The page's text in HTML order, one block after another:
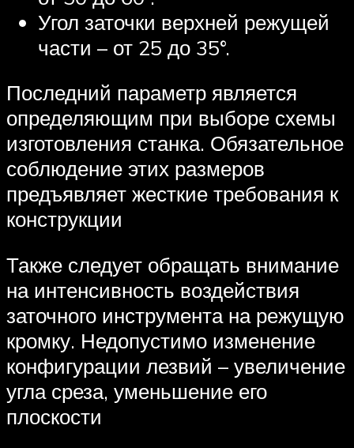
Угол заточки верхней режущей
части – от 25 до 35°.
Последний параметр является
определяющим при выборе схемы
изготовления станка. Обязательное
соблюдение этих размеров
предъявляет жесткие требования к
конструкции
Также следует обращать внимание
на интенсивность воздействия
заточного инструмента на режущую
кромку. Недопустимо изменение
конфигурации лезвий – увеличение
угла среза, уменьшение его
плоскости